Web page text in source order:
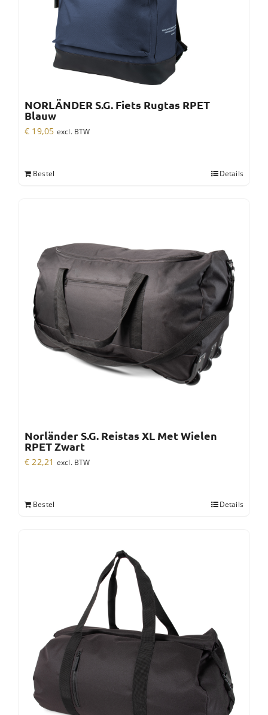
NORLÄNDER S.G. Fiets Rugtas RPET
Blauw
€ 19,05 excl. BTW
Bestel Details
Norländer S.G. Reistas XL Met Wielen
RPET Zwart
€ 22,21 excl. BTW
Bestel Details